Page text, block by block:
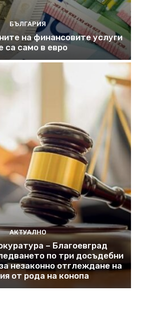
БЪЛГАРИЯ
на финансовите услуги
са само в евро
АКТУАЛНО
– Благоевград
по три досъдебни
незаконно отглеждане на
от рода на конопа